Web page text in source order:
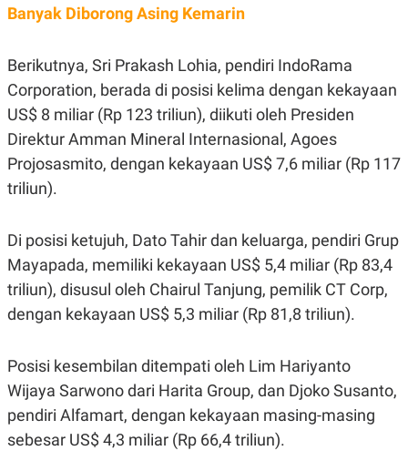
PEDOMAN
PEMBERITAAN
PRIVACY
Banyak Diborong Asing Kemarin
Berikutnya, Sri Prakash Lohia, pendiri IndoRama
Corporation, berada di posisi kelima dengan kekayaan
US$ 8 miliar (Rp 123 triliun), diikuti oleh Presiden
Direktur Amman Mineral Internasional, Agoes
Projosasmito, dengan kekayaan US$ 7,6 miliar (Rp 117
triliun).
Di posisi ketujuh, Dato Tahir dan keluarga, pendiri Grup
Mayapada, memiliki kekayaan US$ 5,4 miliar (Rp 83,4
triliun), disusul oleh Chairul Tanjung, pemilik CT Corp,
dengan kekayaan US$ 5,3 miliar (Rp 81,8 triliun).
Posisi kesembilan ditempati oleh Lim Hariyanto
Wijaya Sarwono dari Harita Group, dan Djoko Susanto,
pendiri Alfamart, dengan kekayaan masing-masing
sebesar US$ 4,3 miliar (Rp 66,4 triliun).